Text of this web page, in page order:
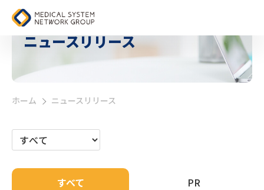
ニュースリリース
ホーム >
ニュースリリース
すべて PR